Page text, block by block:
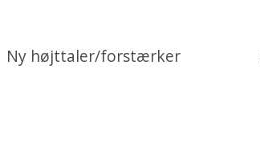
Ny højttaler/forstærker